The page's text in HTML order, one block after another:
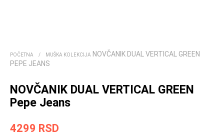
POČETNA / MUŠKA KOLEKCIJA NOVČANIK DUAL VERTICAL GREEN
PEPE JEANS
NOVČANIK DUAL VERTICAL GREEN
Pepe Jeans
4299 RSD